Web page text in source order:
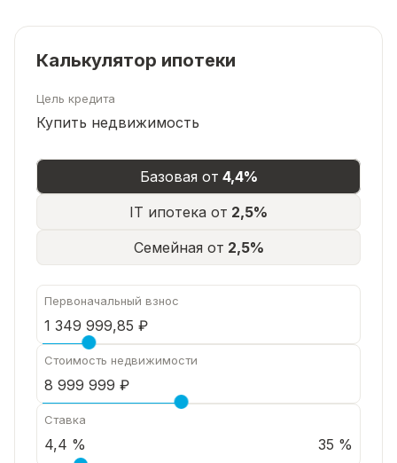
Калькулятор ипотеки
Цель кредита
Купить недвижимость
Базовая от 4,4%
IT ипотека от 2,5%
Семейная от 2,5%
Первоначальный взнос
Стоимость недвижимости
Ставка
35 %